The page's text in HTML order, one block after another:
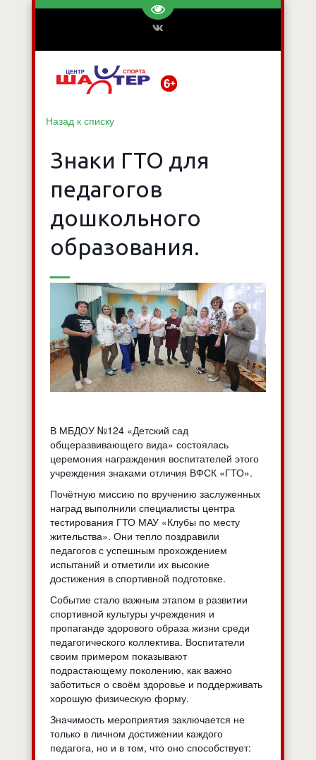
Перейти на версию для
Назад к списку
Знаки ГТО для
педагогов
дошкольного
образования.
В МБДОУ №124 «Детский сад
общеразвивающего вида» состоялась
церемония награждения воспитателей этого
учреждения знаками отличия ВФСК «ГТО».
Почётную миссию по вручению заслуженных
наград выполнили специалисты центра
тестирования ГТО МАУ «Клубы по месту
жительства». Они тепло поздравили
педагогов с успешным прохождением
испытаний и отметили их высокие
достижения в спортивной подготовке.
Событие стало важным этапом в развитии
спортивной культуры учреждения и
пропаганде здорового образа жизни среди
педагогического коллектива. Воспитатели
своим примером показывают
подрастающему поколению, как важно
заботиться о своём здоровье и поддерживать
хорошую физическую форму.
Значимость мероприятия заключается не
только в личном достижении каждого
педагога, но и в том, что оно способствует: